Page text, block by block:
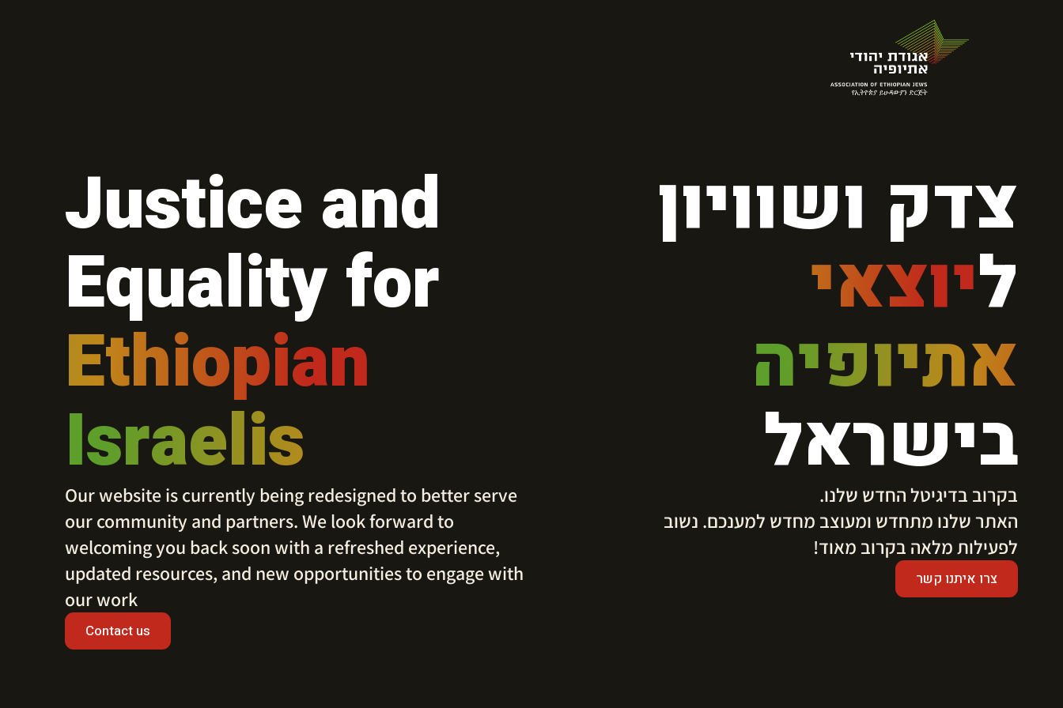
צדק ושוויון
ליוצאי
אתיופיה
בישראל
בקרוב בדיגיטל החדש שלנו.
​האתר שלנו מתחדש ומעוצב מחדש למענכם. נשוב
לפעילות מלאה בקרוב מאוד!
צרו איתנו קשר
Justice and
Equality for
Ethiopian
Israelis
Our website is currently being redesigned to better serve
our community and partners. We look forward to
welcoming you back soon with a refreshed experience,
updated resources, and new opportunities to engage with
our work
Contact us